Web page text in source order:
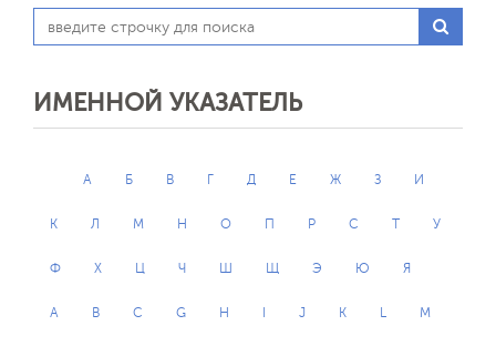
ИМЕННОЙ УКАЗАТЕЛЬ
А Б В Г Д Е Ж З И
К Л М Н О П Р С Т У
Ф Х Ц Ч Ш Щ Э Ю Я
A B C G H J K L M